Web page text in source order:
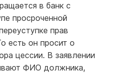
в банк с
просроченной
прав
есть он просит о
цессии. В заявлении
ФИО должника,